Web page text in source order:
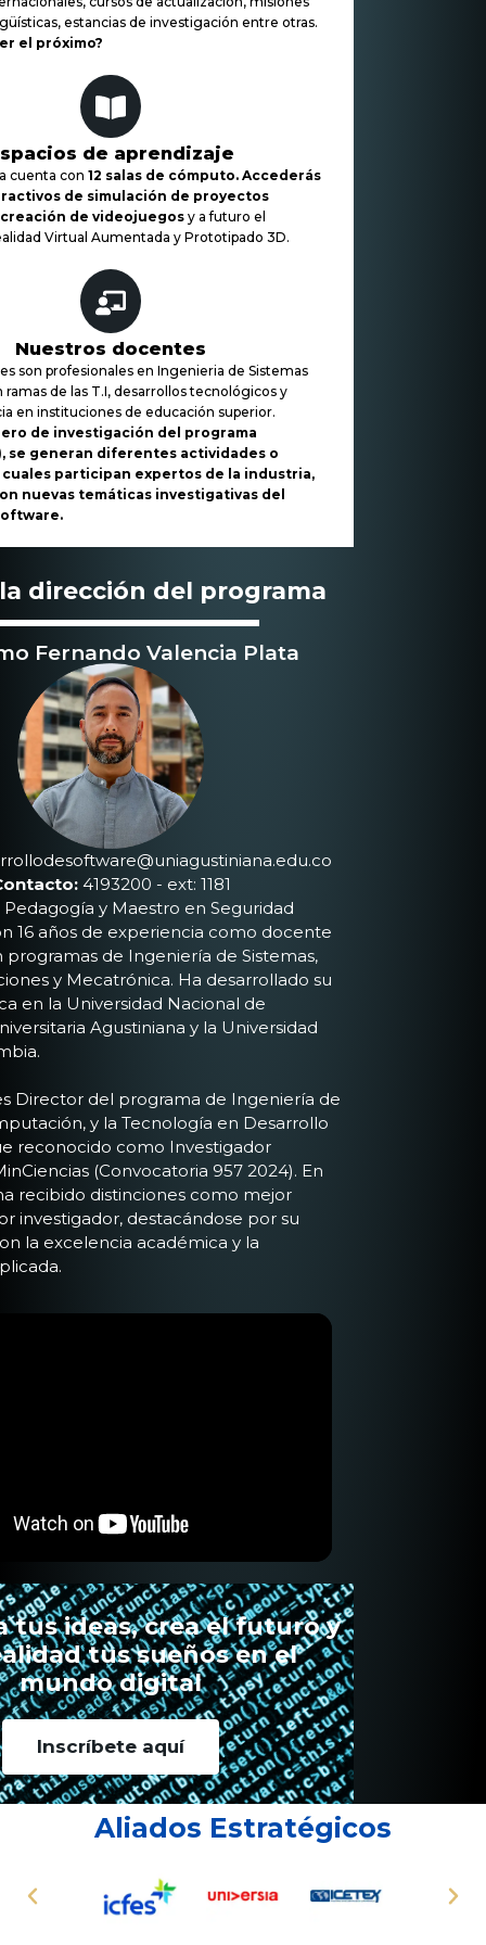
estancias de investigación entre otras.
el próximo?
de aprendizaje
cuenta con 12 salas de cómputo. Accederás
de simulación de proyectos
de videojuegos y a futuro el
Virtual Aumentada y Prototipado 3D.
Nuestros docentes
son profesionales en Ingenieria de Sistemas
ramas de las T.I, desarrollos tecnológicos y
en instituciones de educación superior.
de investigación del programa
se generan diferentes actividades o
participan expertos de la industria,
nuevas temáticas investigativas del
dirección del programa
Fernando Valencia Plata
4193200 - ext: 1181
Pedagogía y Maestro en Seguridad
16 años de experiencia como docente
programas de Ingeniería de Sistemas,
y Mecatrónica. Ha desarrollado su
en la Universidad Nacional de
Agustiniana y la Universidad
Director del programa de Ingeniería de
y la Tecnología en Desarrollo
reconocido como Investigador
(Convocatoria 957 2024). En
recibido distinciones como mejor
investigador, destacándose por su
la excelencia académica y la
tus ideas, crea el futuro y
tus sueños en el
mundo digital
Inscríbete aquí
Aliados Estratégicos